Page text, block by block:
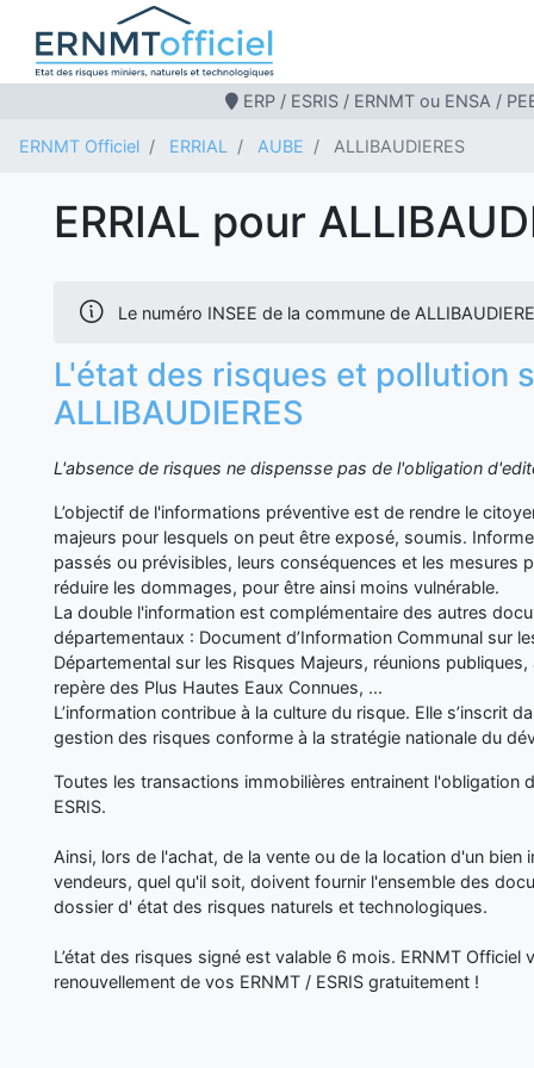
ERP / ESRIS / ERNMT ou ENSA /
ERNMT Officiel ERRIAL AUBE ALLIBAUDIERES
ERRIAL pour
Le numéro INSEE de la commune de
L'état des risques et pollution
ALLIBAUDIERES
L'absence de risques ne dispensse pas de l'obligation
L’objectif de l'informations préventive est de rendre le
majeurs pour lesquels on peut être exposé, soumis.
passés ou prévisibles, leurs conséquences et les mesures
réduire les dommages, pour être ainsi moins vulnérable.
La double l'information est complémentaire des autres
départementaux : Document d’Information Communal sur
Départemental sur les Risques Majeurs, réunions
repère des Plus Hautes Eaux Connues, ...
L’information contribue à la culture du risque. Elle s’inscrit
gestion des risques conforme à la stratégie nationale du
Toutes les transactions immobilières entrainent l'obligation
ESRIS.
Ainsi, lors de l'achat, de la vente ou de la location d'un bien
vendeurs, quel qu'il soit, doivent fournir l'ensemble des
dossier d' état des risques naturels et technologiques.
L’état des risques signé est valable 6 mois. ERNMT Officiel
renouvellement de vos ERNMT / ESRIS gratuitement !